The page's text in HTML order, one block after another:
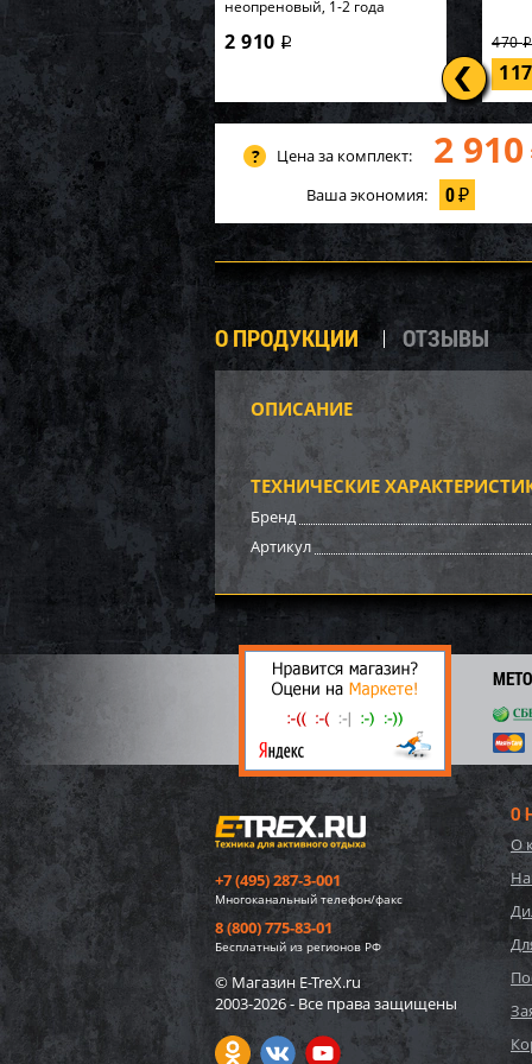
неопреновый, 1-2 года
2 910 i 470i
117
3
15/20
30
2
Цена за комплект: 2 910
Ваша экономия: 0₽
О ПРОДУКЦИИ ОТЗЫВЫ
ОПИСАНИЕ
ТЕХНИЧЕСКИЕ
Бренд
Артикул
+7 (495) 287-3-001
Многоканальный телефон/факс
8 (800) 775-83-01
Бесплатный из регионов РФ
© Магазин E-TreX.ru
2003-2026 - Все права защищены
О
О